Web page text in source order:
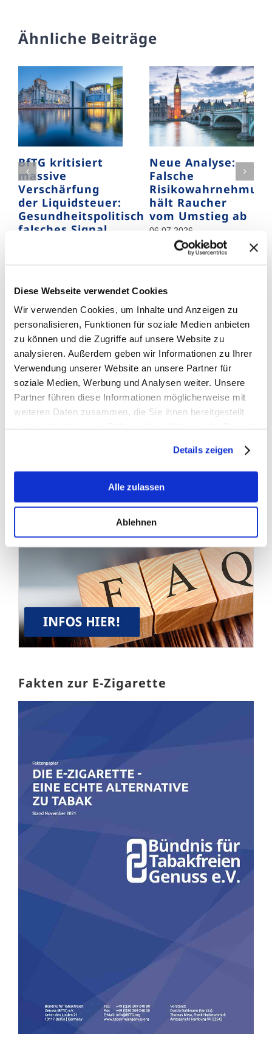
Diese Webseite verwendet Cookies
Wir verwenden Cookies, um Inhalte und Anzeigen zu
personalisieren, Funktionen für soziale Medien anbieten
zu können und die Zugriffe auf unsere Website zu
analysieren. Außerdem geben wir Informationen zu Ihrer
Verwendung unserer Website an unsere Partner für
soziale Medien, Werbung und Analysen weiter. Unsere
Partner führen diese Informationen möglicherweise mit
weiteren Daten zusammen, die Sie ihnen bereitgestellt
Details zeigen
Alle zulassen
Ablehnen
Ähnliche Beiträge
BfTG kritisiert
massive
Verschärfung
der Liquidsteuer:
Gesundheitspolitisch
falsches Signal
Neue Analyse:
Falsche
hält Raucher
vom Umstieg ab
06.07.2026
Benutzername
Passwort
Fakten zur E-Zigarette